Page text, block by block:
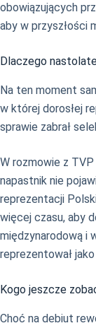
obowiązujących
aby w przyszłości
Dlaczego
Na ten moment
w której dorosłej
sprawie zabrał
W rozmowie z
napastnik nie
reprezentacji
więcej czasu, aby
międzynarodową i
reprezentował jako
Kogo jeszcze
Choć na debiut